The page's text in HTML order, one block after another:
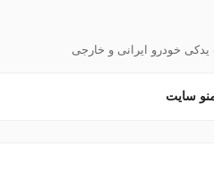
یدکی خودرو ایرانی و خارجی
سایت